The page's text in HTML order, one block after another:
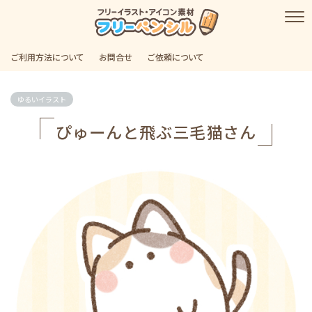
ご利用方法について お問合せ ご依頼について
ゆるいイラスト
ぴゅーんと飛ぶ三毛猫さん